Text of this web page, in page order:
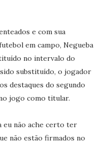
e com sua
em campo, Negueba
no intervalo do
substituído, o jogador
destaques do segundo
jogo como titular.
eu não ache certo ter
não estão firmados no